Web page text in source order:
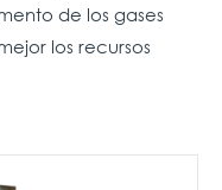
de los gases
los recursos